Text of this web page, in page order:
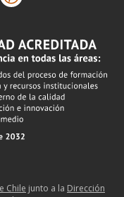
Chile junto a la Dirección